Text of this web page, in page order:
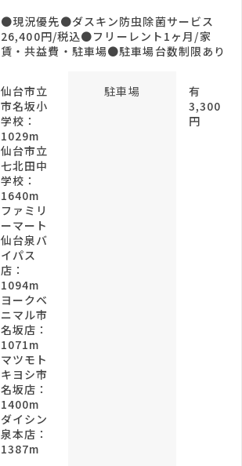
●現況優先●ダスキン防虫除菌サービス
26,400円/税込●フリーレント1ヶ月/家
賃・共益費・駐車場●駐車場台数制限あり
仙台市立
市名坂小
学校：
1029m
仙台市立
七北田中
学校：
1640m
ファミリ
ーマート
仙台泉バ
イパス
店：
1094m
ヨークベ
ニマル市
名坂店：
1071m
マツモト
キヨシ市
名坂店：
1400m
ダイシン
泉本店：
1387m
駐車場
有
3,300
円